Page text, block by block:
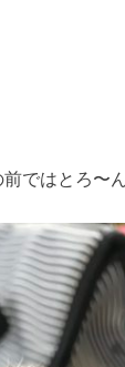
ではとろ〜ん